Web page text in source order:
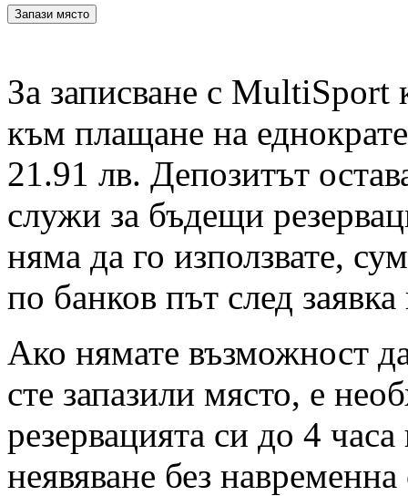
За записване с MultiSport
към плащане на
21.91 лв. Депозитът
служи за бъдещи
няма да го използвате,
по банков път след
Ако нямате възможност
сте запазили място, е
резервацията си до 4
неявяване без